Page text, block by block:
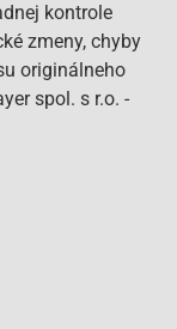
kontrole
zmeny, chyby
originálneho
spol. s r.o. -